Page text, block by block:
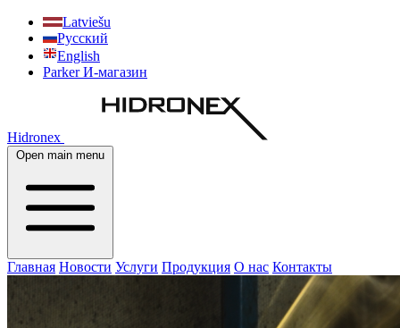
Latviešu
Русский
English
Parker И-магазин
Hidronex
Open main menu
Главная Новости Услуги Продукция О нас Контакты